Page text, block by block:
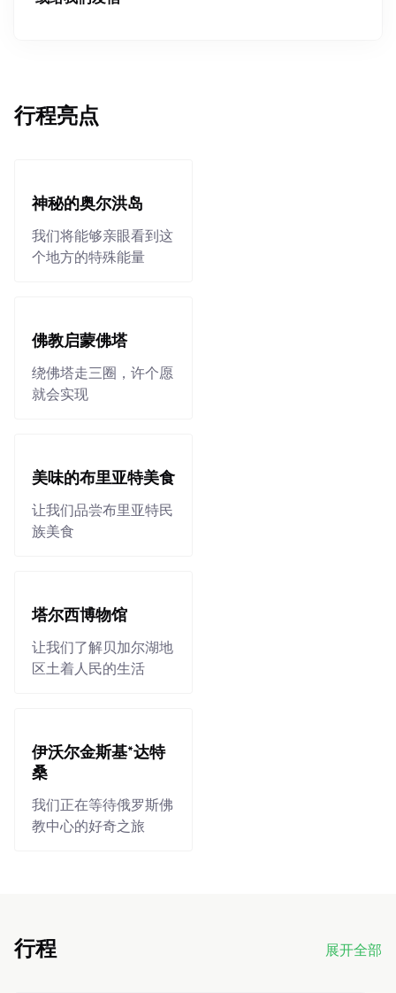
行程亮点
神秘的奥尔洪岛
我们将能够亲眼看到这
个地方的特殊能量
佛教启蒙佛塔
绕佛塔走三圈，许个愿
就会实现
美味的布里亚特美食
让我们品尝布里亚特民
族美食
塔尔西博物馆
让我们了解贝加尔湖地
区土着人民的生活
伊沃尔金斯基*达特
桑
我们正在等待俄罗斯佛
教中心的好奇之旅
行程 展开全部